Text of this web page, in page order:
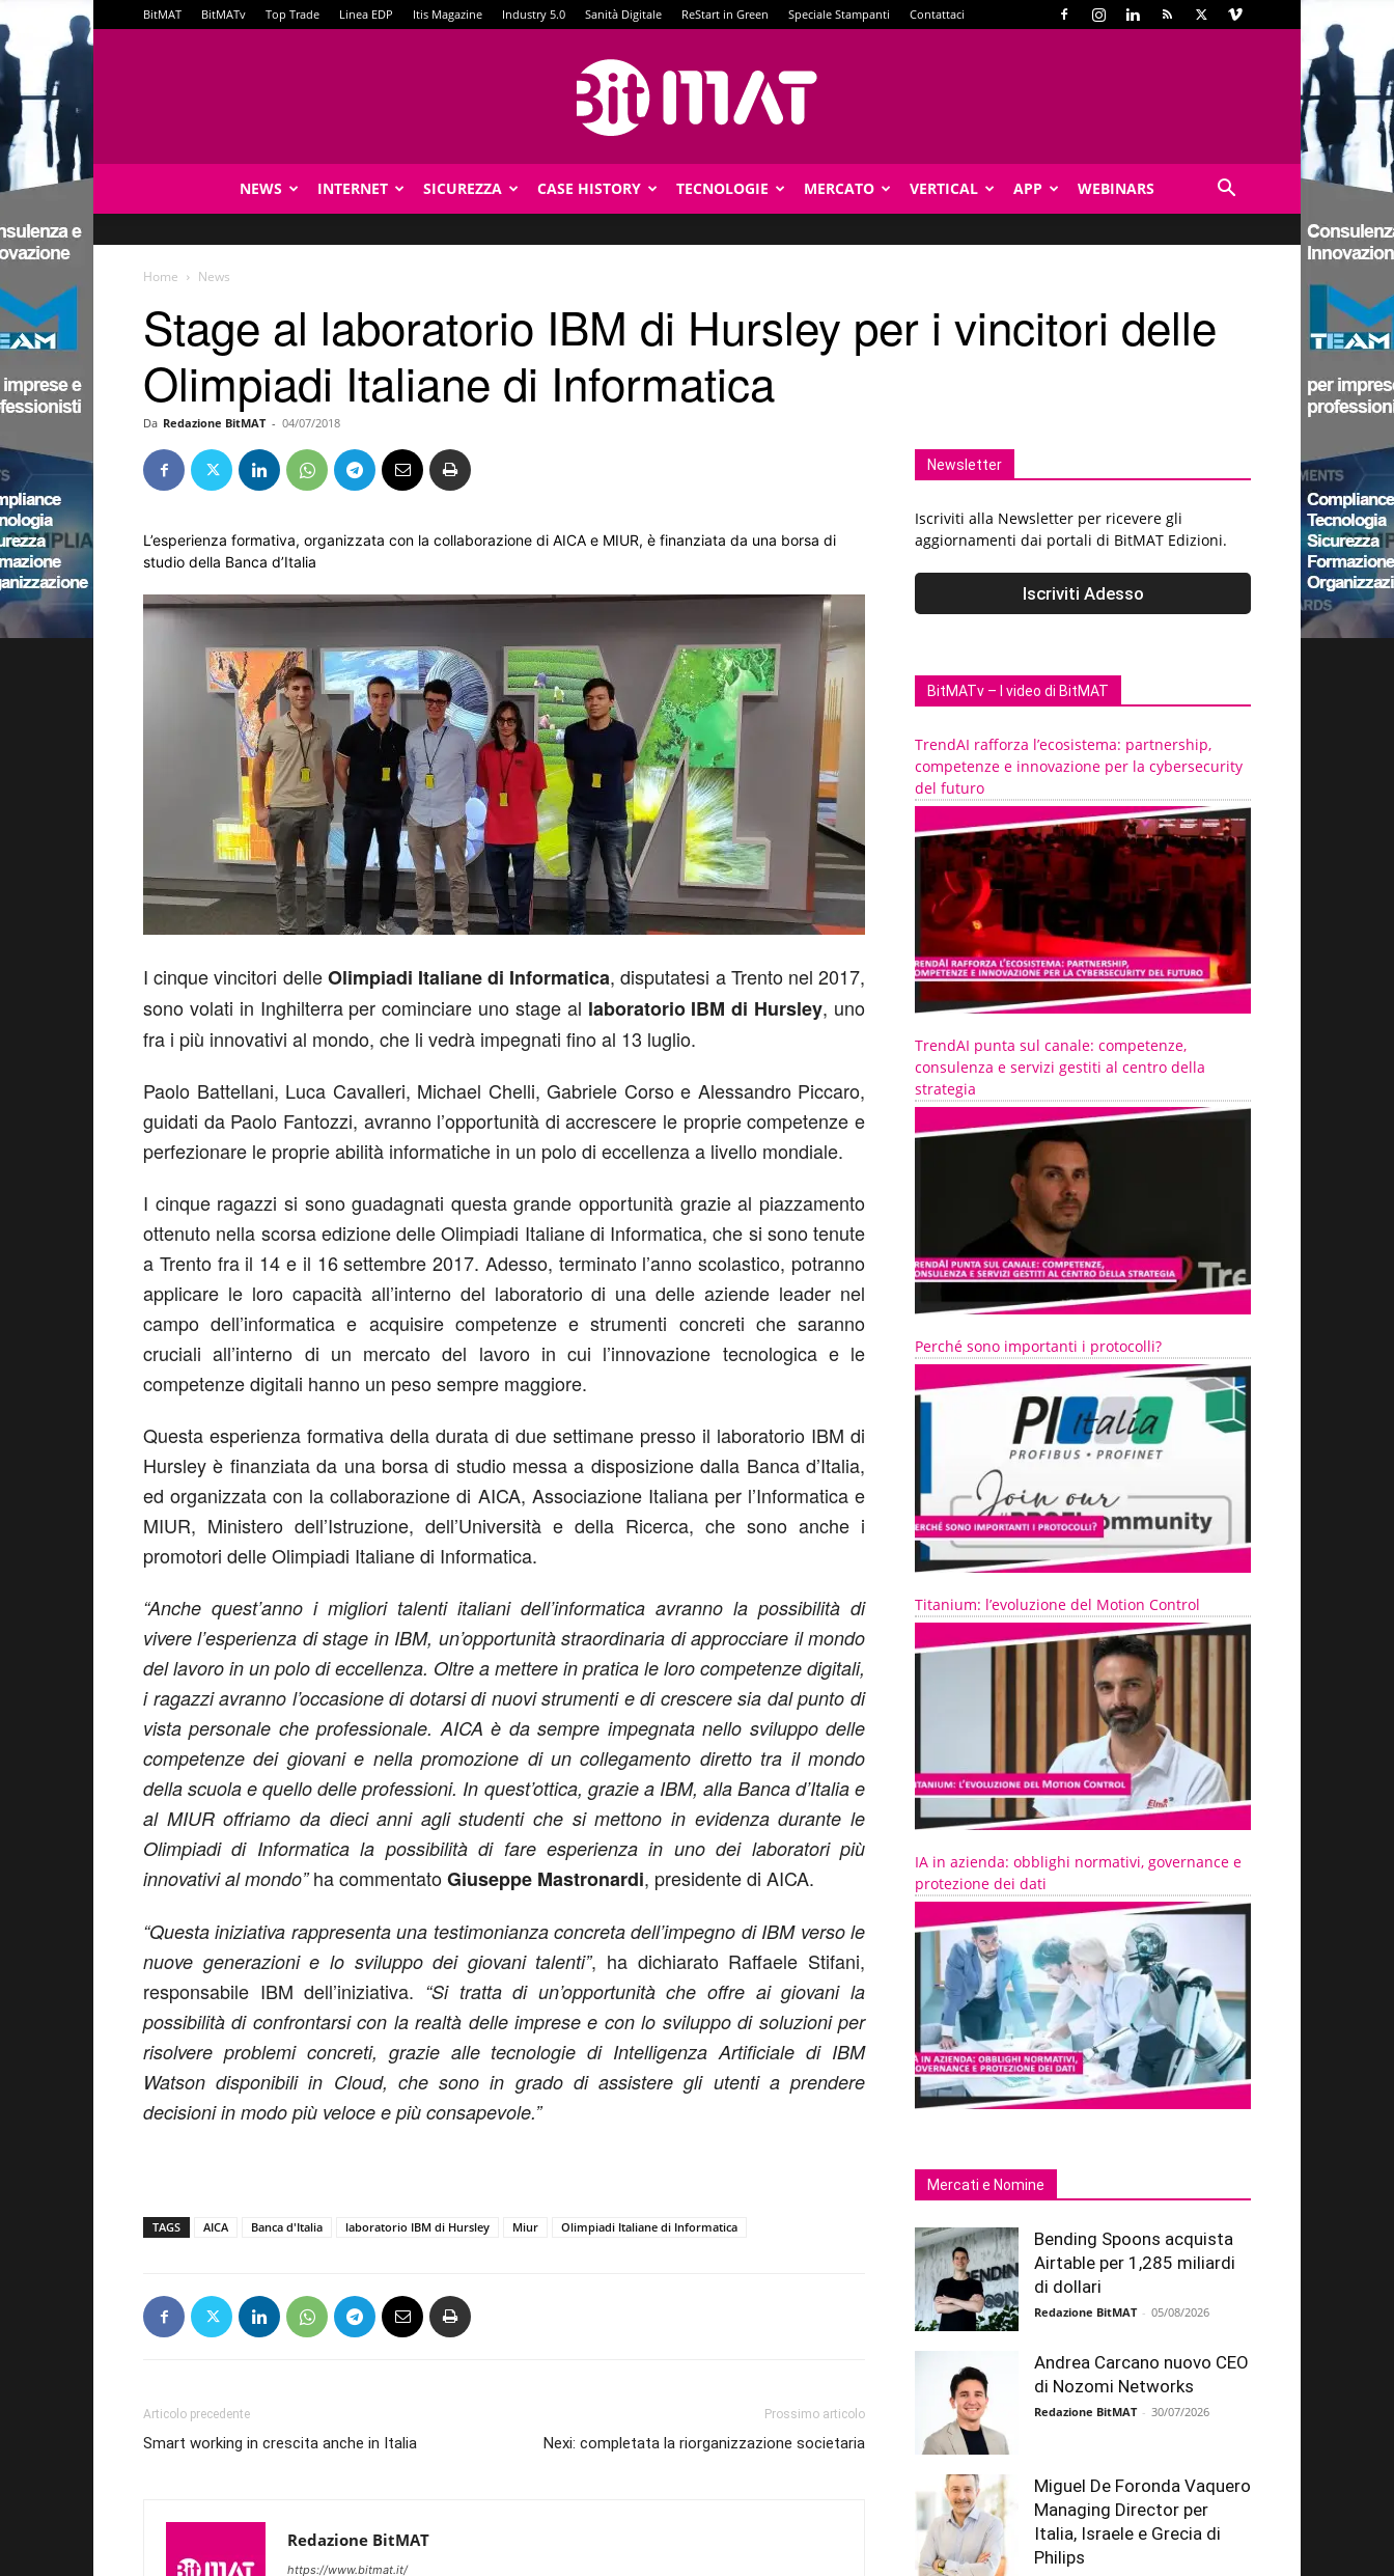
BitMAT BitMATv Top Trade Linea EDP Itis Magazine Industry 5.0 Sanità Digitale ReStart in Green Speciale Stampanti Contattaci
NEWS INTERNET SICUREZZA CASE HISTORY TECNOLOGIE MERCATO VERTICAL APP WEBINARS
Home News
Stage al laboratorio IBM di Hursley per i vincitori delle
Olimpiadi Italiane di Informatica
Da Redazione BitMAT - 04/07/2018
L’esperienza formativa, organizzata con la collaborazione di AICA e MIUR, è finanziata da una borsa di
studio della Banca d’Italia
I cinque vincitori delleOlimpiadi Italiane di Informatica, disputatesi a Trento nel 2017,
sono volati in Inghilterra per cominciare uno stage al laboratorio IBM di Hursley, uno
fra i più innovativi al mondo, che li vedrà impegnati fino al 13 luglio.
Paolo Battellani, Luca Cavalleri, Michael Chelli, Gabriele Corso e Alessandro Piccaro,
guidati da Paolo Fantozzi, avranno l’opportunità di accrescere le proprie competenze e
perfezionare le proprie abilità informatiche in un polo di eccellenza a livello mondiale.
I cinque ragazzi si sono guadagnati questa grande opportunità grazie al piazzamento
ottenuto nella scorsa edizione delle Olimpiadi Italiane di Informatica, che si sono tenute
a Trento fra il 14 e il 16 settembre 2017. Adesso, terminato l’anno scolastico, potranno
applicare le loro capacità all’interno del laboratorio di una delle aziende leader nel
campo dell’informatica e acquisire competenze e strumenti concreti che saranno
cruciali all’interno di un mercato del lavoro in cui l’innovazione tecnologica e le
competenze digitali hanno un peso sempre maggiore.
Questa esperienza formativa della durata di due settimane presso il laboratorio IBM di
Hursley è finanziata da una borsa di studio messa a disposizione dalla Banca d’Italia,
ed organizzata con la collaborazione di AICA, Associazione Italiana per l’Informatica e
MIUR, Ministero dell’Istruzione, dell’Università e della Ricerca, che sono anche i
promotori delle Olimpiadi Italiane di Informatica.
“Anche quest’anno i migliori talenti italiani dell’informatica avranno la possibilità di
vivere l’esperienza di stage in IBM, un’opportunità straordinaria di approcciare il mondo
del lavoro in un polo di eccellenza. Oltre a mettere in pratica le loro competenze digitali,
i ragazzi avranno l’occasione di dotarsi di nuovi strumenti e di crescere sia dal punto di
vista personale che professionale. AICA è da sempre impegnata nello sviluppo delle
competenze dei giovani e nella promozione di un collegamento diretto tra il mondo
della scuola e quello delle professioni. In quest’ottica, grazie a IBM, alla Banca d’Italia e
al MIUR offriamo da dieci anni agli studenti che si mettono in evidenza durante le
Olimpiadi di Informatica la possibilità di fare esperienza in uno dei laboratori più
innovativi al mondo”ha commentatoGiuseppe Mastronardi, presidente di AICA.
“Questa iniziativa rappresenta una testimonianza concreta dell’impegno di IBM verso le
nuove generazioni e lo sviluppo dei giovani talenti”, ha dichiarato Raffaele Stifani,
responsabile IBM dell’iniziativa. “Si tratta di un’opportunità che offre ai giovani la
possibilità di confrontarsi con la realtà delle imprese e con lo sviluppo di soluzioni per
risolvere problemi concreti, grazie alle tecnologie di Intelligenza Artificiale di IBM
Watson disponibili in Cloud, che sono in grado di assistere gli utenti a prendere
decisioni in modo più veloce e più consapevole.”
TAGS AICA Banca d'Italia laboratorio IBM di Hursley Miur Olimpiadi Italiane di Informatica
Articolo precedente
Smart working in crescita anche in Italia
Prossimo articolo
Nexi: completata la riorganizzazione societaria
Redazione BitMAT
https://www.bitmat.it/
Newsletter
Iscriviti alla Newsletter per ricevere gli
aggiornamenti dai portali di BitMAT Edizioni.
BitMATv – I video di BitMAT
TrendAI rafforza l’ecosistema: partnership,
competenze e innovazione per la cybersecurity
del futuro
TrendAI punta sul canale: competenze,
consulenza e servizi gestiti al centro della
strategia
Perché sono importanti i protocolli?
Titanium: l’evoluzione del Motion Control
IA in azienda: obblighi normativi, governance e
protezione dei dati
Mercati e Nomine
Bending Spoons acquista
Airtable per 1,285 miliardi
di dollari
Redazione BitMAT - 05/08/2026
Andrea Carcano nuovo CEO
di Nozomi Networks
Redazione BitMAT - 30/07/2026
Miguel De Foronda Vaquero
Managing Director per
Italia, Israele e Grecia di
Philips